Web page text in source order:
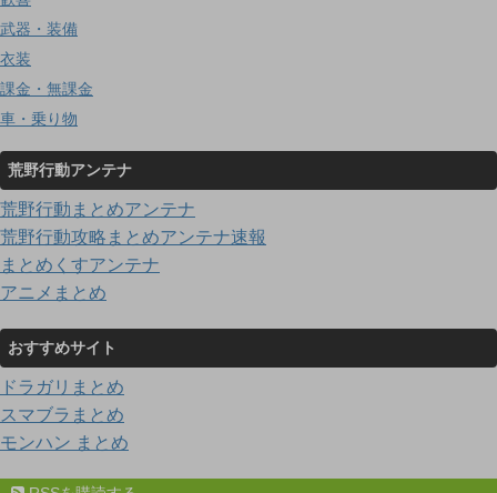
武器・装備
衣装
課金・無課金
車・乗り物
荒野行動アンテナ
荒野行動まとめアンテナ
荒野行動攻略まとめアンテナ速報
まとめくすアンテナ
アニメまとめ
おすすめサイト
ドラガリまとめ
スマブラまとめ
モンハン まとめ